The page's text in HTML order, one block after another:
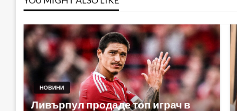
НОВИНИ
Ливърпул продаде топ играч в